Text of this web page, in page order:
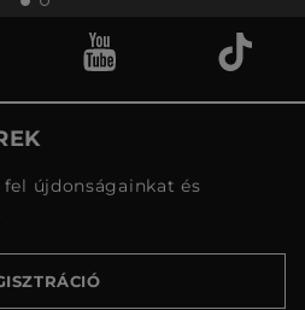
fel újdonságainkat és